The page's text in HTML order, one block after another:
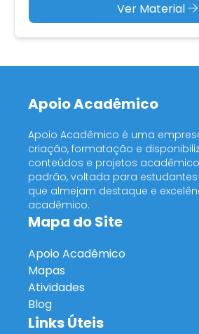
Ver Material
Apoio Acadêmico
Apoio Acadêmico é uma
criação, formatação e
conteúdos e projetos
padrão, voltada para
que almejam destaque e
acadêmico.
Mapa do Site
Apoio Acadêmico
Mapas
Atividades
Blog
Links Úteis